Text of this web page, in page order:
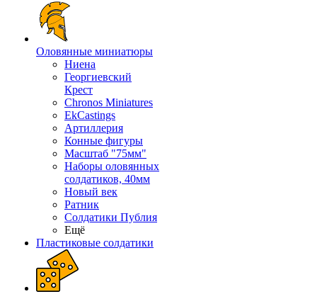
Оловянные миниатюры
Ниена
Георгиевский
Крест
Chronos Miniatures
EkCastings
Артиллерия
Конные фигуры
Масштаб "75мм"
Наборы оловянных
солдатиков, 40мм
Новый век
Ратник
Солдатики Публия
Ещё
Пластиковые солдатики